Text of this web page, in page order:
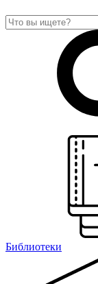
Библиотеки